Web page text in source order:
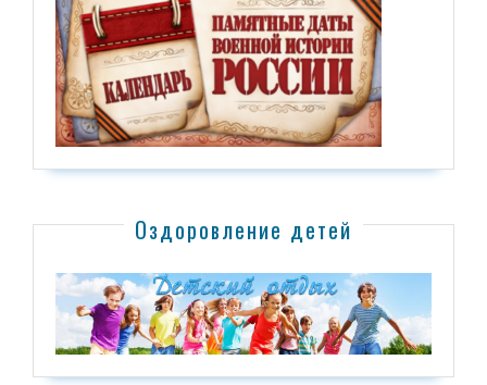
Оздоровление детей